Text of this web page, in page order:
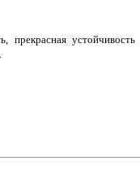
прекрасная устойчивость